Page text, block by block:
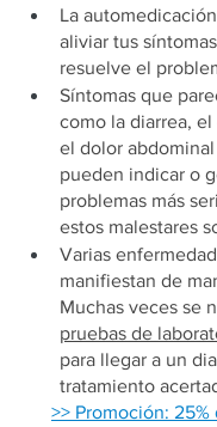
La
aliviar tus
resuelve el
Síntomas que
como la diarrea,
el dolor
pueden indicar o
problemas más
estos malestares
Varias
manifiestan de
Muchas veces se
pruebas de
para llegar a un
tratamiento
>> Promoción: